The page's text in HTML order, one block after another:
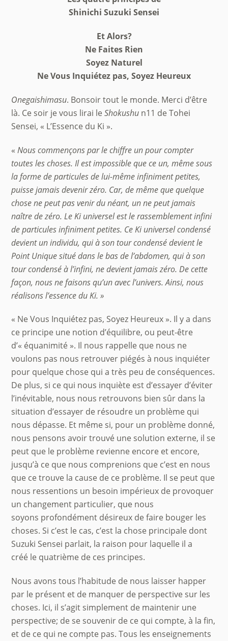
Shinichi Suzuki Sensei
Et Alors?
Ne Faites Rien
Soyez Naturel
Ne Vous Inquiétez pas, Soyez Heureux
Onegaishimasu. Bonsoir tout le monde. Merci d’être
là. Ce soir je vous lirai leShokushu n11 de Tohei
Sensei, « L’Essence du Ki ».
«Nous commençons par le chiffre un pour compter
toutes les choses. Il est impossible que ce un, même sous
la forme de particules de lui-même infiniment petites,
puisse jamais devenir zéro. Car, de même que quelque
chose ne peut pas venir du néant, un ne peut jamais
naître dezéro. Le Ki universel est le rassemblement infini
de particules infiniment petites. Ce Ki universel condensé
devient un individu, qui à son tour condensé devient le
Point Unique situé dans le bas de l’abdomen, qui à son
tour condensé à l’infini, ne devient jamais zéro. De cette
façon, nous ne faisons qu’un avec l’univers. Ainsi, nous
réalisons l’essence du Ki. »
« Ne Vous Inquiétez pas, Soyez Heureux ». Il y a dans
ce principe une notion d’équilibre, ou peut-être
d’« équanimité ». Il nous rappelle que nous ne
voulons pas nous retrouver piégés à nous inquiéter
pour quelque chose qui a très peu de conséquences.
De plus, si ce qui nous inquiète est d’essayer d’éviter
l’inévitable, nous nous retrouvons bien sûr dans la
situation d’essayer de résoudre un problème qui
nous dépasse. Et même si, pour un problème donné,
nous pensons avoir trouvé une solution externe, il se
peut que le problème revienne encore et encore,
jusqu’à ce que nous comprenions que c’est en nous
que ce trouve la cause de ce problème. Il se peut que
nous ressentions un besoin impérieux de provoquer
un changement particulier, que nous
soyons profondément désireux de faire bouger les
choses. Si c’est le cas, c’est la chose principale dont
Suzuki Sensei parlait, la raison pour laquelle il a
créé le quatrième de ces principes.
Nous avons tous l’habitude de nous laisser happer
par le présent et de manquer de perspective sur les
choses. Ici, il s’agit simplement de maintenir une
perspective; de se souvenir de ce qui compte, à la fin,
et de ce qui ne compte pas. Tous les enseignements